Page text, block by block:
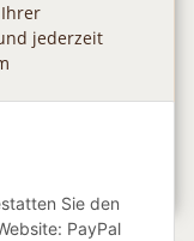
jederzeit
Sie den
PayPal